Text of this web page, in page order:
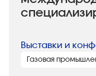
Выставки и
Газовая